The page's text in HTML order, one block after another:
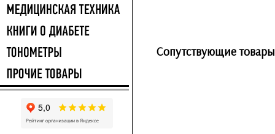
Сопутствующие товары